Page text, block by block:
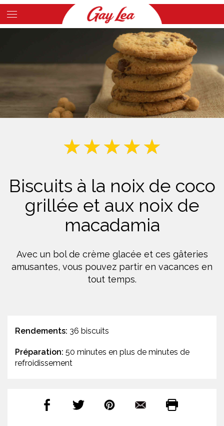
Skip
to
Biscuits à la noix de coco
grillée et aux noix de
macadamia
Avec un bol de crème glacée et ces gâteries
amusantes, vous pouvez partir en vacances en
tout temps.
Rendements: 36 biscuits
Préparation: 50 minutes en plus de minutes de
refroidissement